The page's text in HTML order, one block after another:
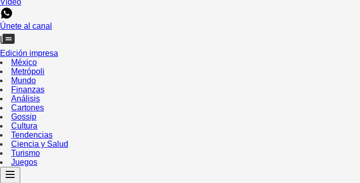
Video
Únete al canal
Edición impresa
México
Metrópoli
Mundo
Finanzas
Análisis
Cartones
Gossip
Cultura
Tendencias
Ciencia y Salud
Turismo
Juegos